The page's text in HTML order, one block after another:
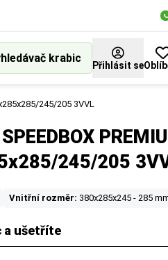
krabic
Přihlásit se
245/205 3VVL
245/205
Vnitřní rozměr: 380x285x245 - 285
a ušetříte